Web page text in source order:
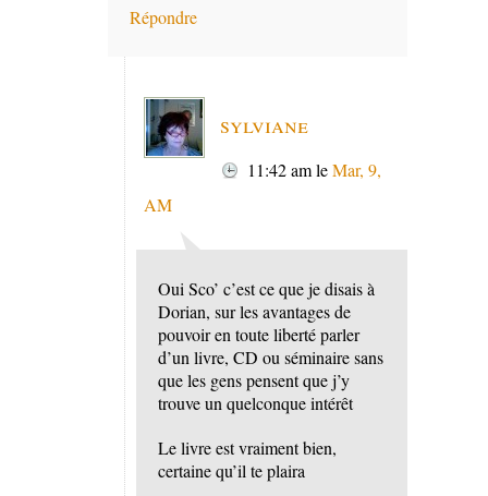
Répondre
sylviane
11:42 amleMar, 9,
AM
Oui Sco’ c’est ce que je disais à
Dorian, sur les avantages de
pouvoir en toute liberté parler
d’un livre, CD ou séminaire sans
que les gens pensent que j’y
trouve un quelconque intérêt
Le livre est vraiment bien,
certaine qu’il te plaira